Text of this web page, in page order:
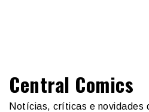
Central Comics
Notícias, críticas e novidades